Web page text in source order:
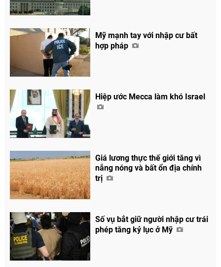
Mỹ mạnh tay với nhập cư bất
hợp pháp
Hiệp ước Mecca làm khó Israel
Giá lương thực thế giới tăng vì
nắng nóng và bất ổn địa chính
trị
Số vụ bắt giữ người nhập cư trái
phép tăng kỷ lục ở Mỹ